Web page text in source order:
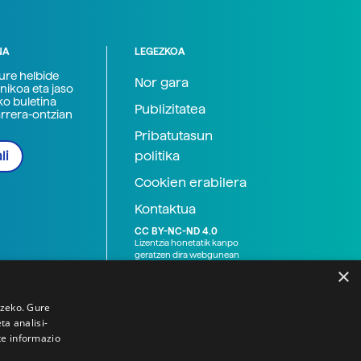
helbide
eta jaso
buletina
ontzian
LEGEZKOA
Nor gara
Publizitatea
Pribatutasun
politika
Cookien erabilera
Kontaktua
CC BY-NC-ND 4.0
Lizentzia honetatik kanpo
geratzen dira webgunean
×
Gure
analisi-
informazio